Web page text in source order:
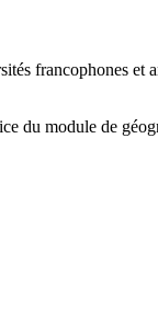
francophones et
du module de